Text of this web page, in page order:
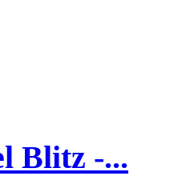
Blitz -...